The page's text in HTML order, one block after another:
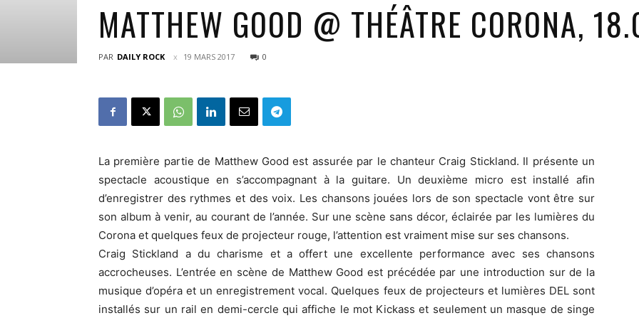
MATTHEW GOOD @ THÉÂTRE CORONA,
PAR DAILY ROCK 19 MARS 2017 0
La première partie de Matthew Good est assurée par le chanteur Craig Stickland. Il présente un
spectacle acoustique en s’accompagnant à la guitare. Un deuxième micro est installé afin
d’enregistrer des rythmes et des voix. Les chansons jouées lors de son spectacle vont être sur
son album à venir, au courant de l’année. Sur une scène sans décor, éclairée par les lumières du
Corona et quelques feux de projecteur rouge, l’attention est vraiment mise sur ses chansons.
Craig Stickland a du charisme et a offert une excellente performance avec ses chansons
accrocheuses. L’entrée en scène de Matthew Good est précédée par une introduction sur de la
musique d’opéra et un enregistrement vocal. Quelques feux de projecteurs et lumières DEL sont
installés sur un rail en demi-cercle qui affiche le mot Kickass et seulement un masque de singe